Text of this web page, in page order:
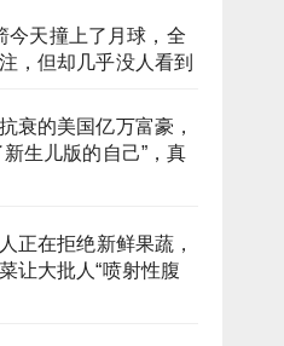
今天撞上了月球，全
，但却几乎没人看到
衰的美国亿万富豪，
新生儿版的自己”，真
正在拒绝新鲜果蔬，
让大批人“喷射性腹